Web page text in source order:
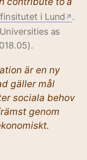
i Lund ↗ .
as
är en ny
gäller mål
sociala behov
genom